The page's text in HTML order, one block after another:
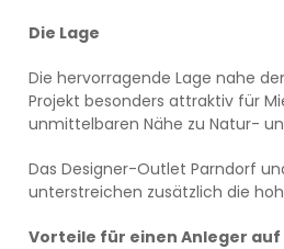
Die Lage
Die hervorragende Lage nahe
Projekt besonders attraktiv für
unmittelbaren Nähe zu Natur-
Das Designer-Outlet Parndorf
unterstreichen zusätzlich die
Vorteile für einen Anleger auf